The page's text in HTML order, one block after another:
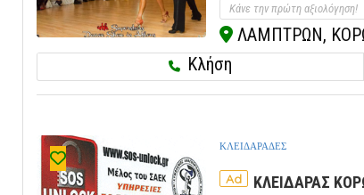
Κάνε την πρώτη αξιολόγηση!
ΛΑΜΠΤΡΩΝ,
Κλήση
ΚΛΕΙΔΑΡΑΔΕΣ
Ad ΚΛΕΙΔΑΡΑΣ